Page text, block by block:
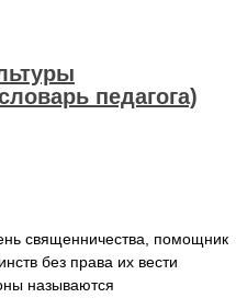
педагога)
священничества, помощник
без права их вести
называются